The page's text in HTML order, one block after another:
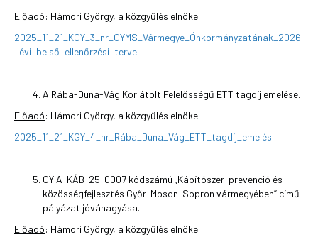
Előadó: Hámori György, a közgyűlés elnöke
2025_11_21_KGY_3_nr_GYMS_Vármegye_Önkormányzatának_2026
_évi_belső_ellenőrzési_terve
A Rába-Duna-Vág Korlátolt Felelősségű ETT tagdíj emelése.
Előadó: Hámori György, a közgyűlés elnöke
2025_11_21_KGY_4_nr_Rába_Duna_Vág_ETT_tagdíj_emelés
GYIA-KÁB-25-0007 kódszámú „Kábítószer-prevenció és
közösségfejlesztés Győr-Moson-Sopron vármegyében” című
pályázat jóváhagyása.
Előadó: Hámori György, a közgyűlés elnöke